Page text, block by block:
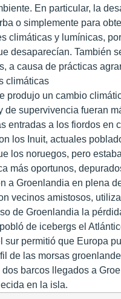
En particular, la
o simplemente para
climáticas y lumínicas,
desaparecían. También
a causa de prácticas
climáticas
produjo un cambio
de supervivencia fueran
entradas a los fiordos
los Inuit, actuales
los noruegos, pero
más oportunos,
a Groenlandia en plena
vecinos amistosos,
de Groenlandia la
de icebergs el
sur permitió que Europa
de las morsas
barcos llegados a
en la isla.